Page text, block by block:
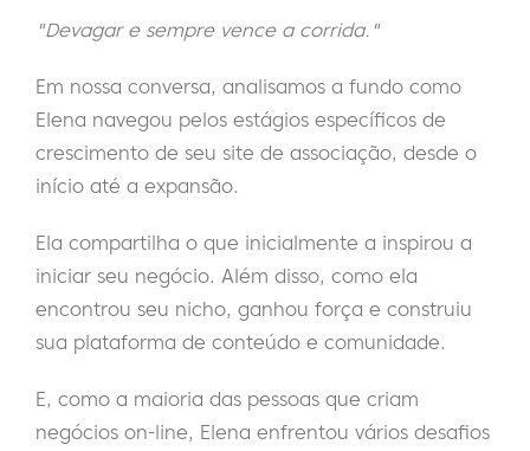
"Devagar e sempre vence a corrida."
Em nossa conversa, analisamos a fundo como
Elena navegou pelos estágios específicos de
crescimento de seu site de associação, desde o
início até a expansão.
Ela compartilha o que inicialmente a inspirou a
iniciar seu negócio. Além disso, como ela
encontrou seu nicho, ganhou força e construiu
sua plataforma de conteúdo e comunidade.
E, como a maioria das pessoas que criam
negócios on-line, Elena enfrentou vários desafios